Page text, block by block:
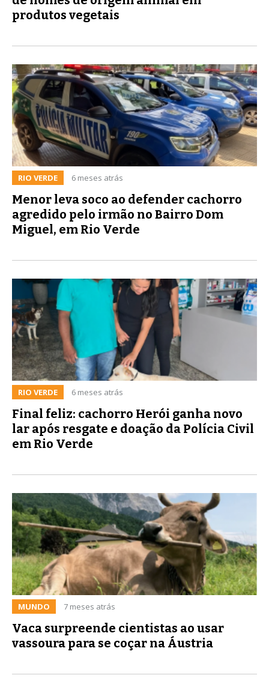
produtos vegetais
RIO VERDE 6 meses atrás
Menor leva soco ao defender cachorro
agredido pelo irmão no Bairro Dom
Miguel, em Rio Verde
RIO VERDE 6 meses atrás
Final feliz: cachorro Herói ganha novo
lar após resgate e doação da Polícia Civil
em Rio Verde
MUNDO 7 meses atrás
Vaca surpreende cientistas ao usar
vassoura para se coçar na Áustria